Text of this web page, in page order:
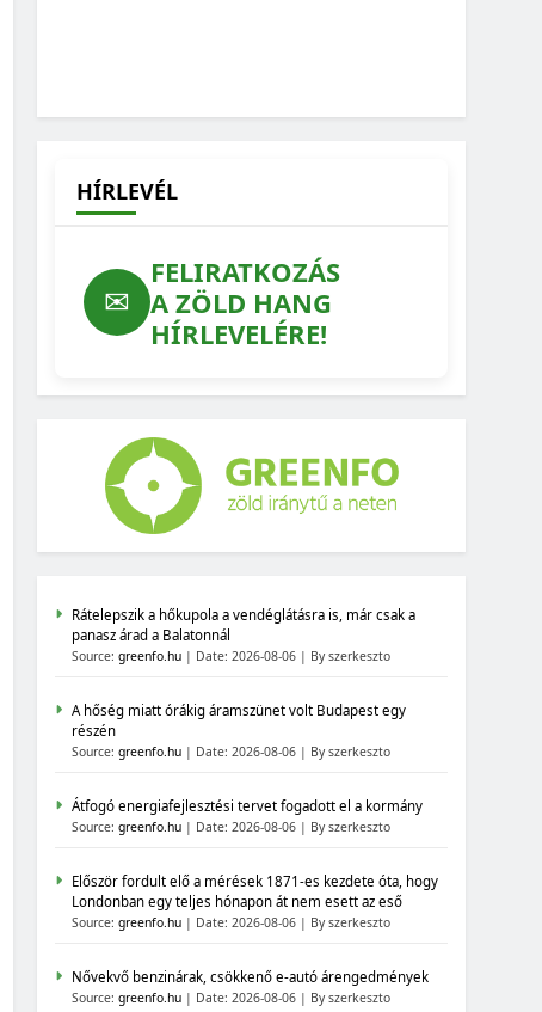
HÍRLEVÉL
✉
FELIRATKOZÁS
A ZÖLD HANG
HÍRLEVELÉRE!
Rátelepszik a hőkupola a vendéglátásra is, már csak a
panasz árad a Balatonnál
Source:greenfo.hu Date: 2026-08-06 By szerkeszto
A hőség miatt órákig áramszünet volt Budapest egy
részén
Source:greenfo.hu Date: 2026-08-06 By szerkeszto
Átfogó energiafejlesztési tervet fogadott el a kormány
Source:greenfo.hu Date: 2026-08-06 By szerkeszto
Először fordult elő a mérések 1871-es kezdete óta, hogy
Londonban egy teljes hónapon át nem esett az eső
Source:greenfo.hu Date: 2026-08-06 By szerkeszto
Nővekvő benzinárak, csökkenő e-autó árengedmények
Source:greenfo.hu Date: 2026-08-06 By szerkeszto